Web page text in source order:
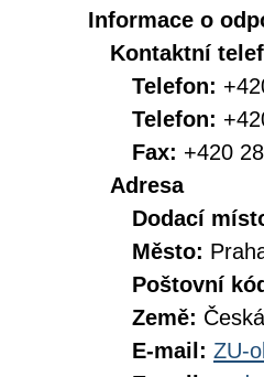
Informace o
Kontaktní
Telefon:
Telefon:
Fax: +420
Adresa
Dodací
Město:
Poštovní
Země:
E-mail: ZU-